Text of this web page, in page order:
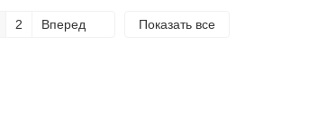
2 Вперед Показать все